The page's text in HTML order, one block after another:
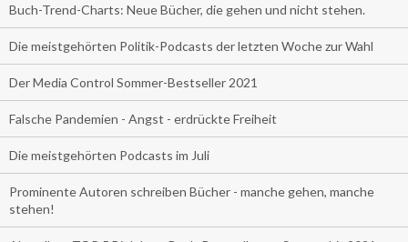
Buch-Trend-Charts: Neue Bücher, die gehen und nicht stehen.
Die meistgehörten Politik-Podcasts der letzten Woche zur Wahl
Der Media Control Sommer-Bestseller 2021
Falsche Pandemien - Angst - erdrückte Freiheit
Die meistgehörten Podcasts im Juli
Prominente Autoren schreiben Bücher - manche gehen, manche
stehen!